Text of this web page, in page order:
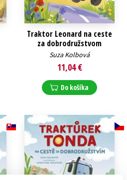
Traktor Leonard na ceste
za dobrodružstvom
Suza Kolbová
11,04 €
Do košíka